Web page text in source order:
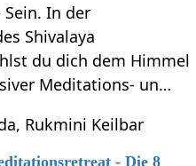
Sein. In der
Shivalaya
du dich dem Himmel
Meditations- un…
Rukmini Keilbar
- Die 8